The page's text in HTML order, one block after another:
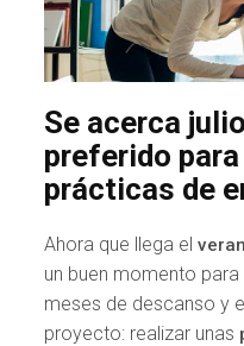
Se acerca
preferido
prácticas de
Ahora que llega el
un buen momento
meses de descanso y
proyecto: realizar unas